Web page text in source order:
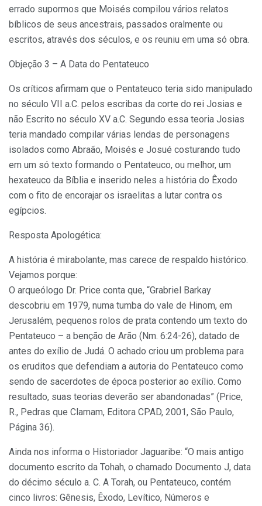
errado supormos que Moisés compilou vários relatos
bíblicos de seus ancestrais, passados oralmente ou
escritos, através dos séculos, e os reuniu em uma só obra.
Objeção 3 – A Data do Pentateuco
Os críticos afirmam que o Pentateuco teria sido manipulado
no século VII a.C. pelos escribas da corte do rei Josias e
não Escrito no século XV a.C. Segundo essa teoria Josias
teria mandado compilar várias lendas de personagens
isolados como Abraão, Moisés e Josué costurando tudo
em um só texto formando o Pentateuco, ou melhor, um
hexateuco da Bíblia e inserido neles a história do Êxodo
com o fito de encorajar os israelitas a lutar contra os
egípcios.
Resposta Apologética:
A história é mirabolante, mas carece de respaldo histórico.
Vejamos porque:
O arqueólogo Dr. Price conta que, “Grabriel Barkay
descobriu em 1979, numa tumba do vale de Hinom, em
Jerusalém, pequenos rolos de prata contendo um texto do
Pentateuco – a benção de Arão (Nm. 6:24-26), datado de
antes do exílio de Judá. O achado criou um problema para
os eruditos que defendiam a autoria do Pentateuco como
sendo de sacerdotes de época posterior ao exílio. Como
resultado, suas teorias deverão ser abandonadas” (Price,
R., Pedras que Clamam, Editora CPAD, 2001, São Paulo,
Página 36).
Ainda nos informa o Historiador Jaguaribe: “O mais antigo
documento escrito da Tohah, o chamado Documento J, data
do décimo século a. C. A Torah, ou Pentateuco, contém
cinco livros: Gênesis, Êxodo, Levítico, Números e